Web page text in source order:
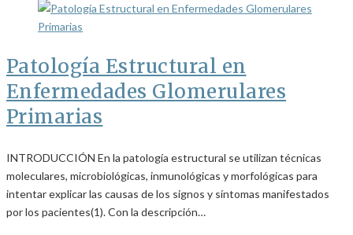
Patología Estructural en
Enfermedades Glomerulares
Primarias
INTRODUCCIÓN En la patología estructural se utilizan técnicas
moleculares, microbiológicas, inmunológicas y morfológicas para
intentar explicar las causas de los signos y síntomas manifestados
por los pacientes(1). Con la descripción…